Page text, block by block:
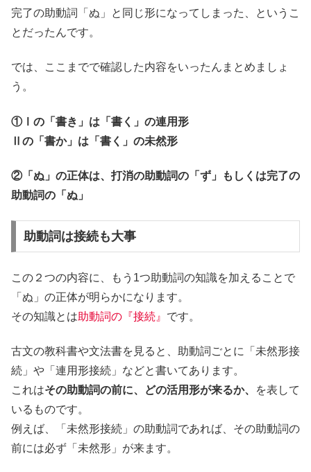
完了の助動詞「ぬ」と同じ形になってしまった、というこ
とだったんです。
では、ここまでで確認した内容をいったんまとめましょ
う。
①Ⅰの「書き」は「書く」の連用形
Ⅱの「書か」は「書く」の未然形
②「ぬ」の正体は、打消の助動詞の「ず」もしくは完了の
助動詞の「ぬ」
助動詞は接続も大事
この２つの内容に、もう1つ助動詞の知識を加えることで
「ぬ」の正体が明らかになります。
その知識とは助動詞の『接続』 です。
古文の教科書や文法書を見ると、助動詞ごとに「未然形接
続」や「連用形接続」などと書いてあります。
これはその助動詞の前に、どの活用形が来るか、
を表して
いるものです。
例えば、「未然形接続」の助動詞であれば、その助動詞の
前には必ず「未然形」が来ます。